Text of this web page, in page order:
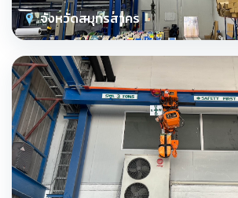
จังหวัดสมุทรสาคร